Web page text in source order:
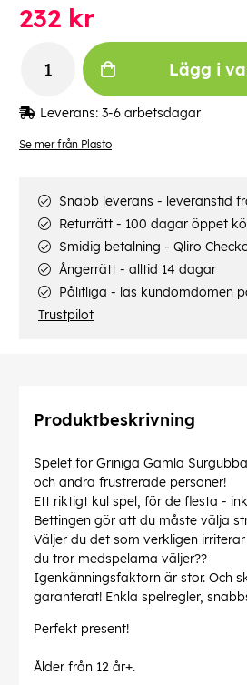
Se mer från Plasto
232 kr
Lägg i
Leverans: 3-6 arbetsdagar
Snabb leverans - leveranstid
Returrätt - 100 dagar öppet
Smidig betalning - Qliro
Ångerrätt - alltid 14 dagar
Pålitliga - läs kundomdömen
Trustpilot
Produktbeskrivning
Spelet för Griniga Gamla
och andra frustrerade personer!
Ett riktigt kul spel, för de flesta -
Bettingen gör att du måste välja
Väljer du det som verkligen
du tror medspelarna väljer??
Igenkänningsfaktorn är stor. Och
garanterat! Enkla spelregler,
Perfekt present!
Ålder från 12 år+.